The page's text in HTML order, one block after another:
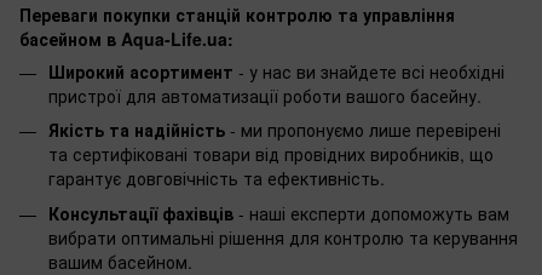
Переваги покупки станцій контролю та управління
басейном в Aqua-Life.ua:
Широкий асортимент - у нас ви знайдете всі необхідні
пристрої для автоматизації роботи вашого басейну.
Якість та надійність - ми пропонуємо лише перевірені
та сертифіковані товари від провідних виробників, що
гарантує довговічність та ефективність.
Консультації фахівців - наші експерти допоможуть вам
вибрати оптимальні рішення для контролю та керування
вашим басейном.